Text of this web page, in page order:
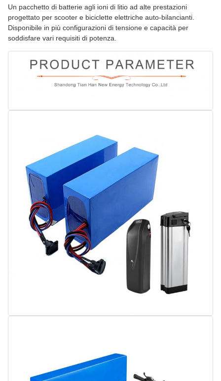
Un pacchetto di batterie agli ioni di litio ad alte prestazioni
progettato per scooter e biciclette elettriche auto-bilancianti.
Disponibile in più configurazioni di tensione e capacità per
soddisfare vari requisiti di potenza.